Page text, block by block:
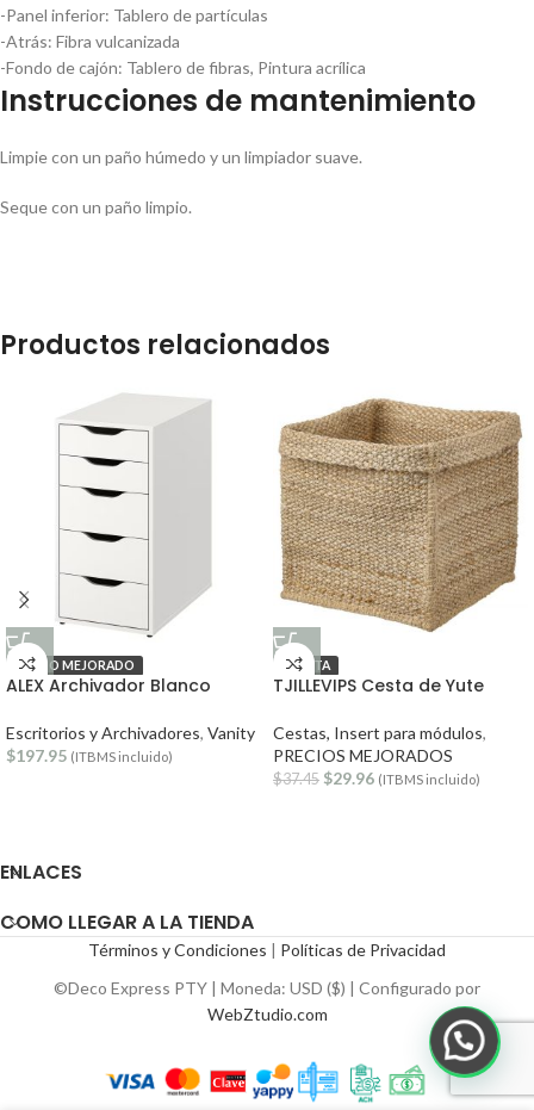
-Panel inferior: Tablero de partículas
-Atrás: Fibra vulcanizada
-Fondo de cajón: Tablero de fibras, Pintura acrílica
Instrucciones de mantenimiento
Limpie con un paño húmedo y un limpiador suave.
Seque con un paño limpio.
Productos relacionados
PRECIO MEJORADO
ALEX Archivador Blanco
Escritorios y Archivadores, Vanity
$197.95 (ITBMS incluido)
OFERTA
TJILLEVIPS Cesta de Yute
Cestas, Insert para módulos,
PRECIOS MEJORADOS
$37.45 $29.96 (ITBMS incluido)
ENLACES
COMO LLEGAR A LA TIENDA
Términos y Condiciones | Políticas de Privacidad
©Deco Express PTY | Moneda: USD ($) | Configurado por
WebZtudio.com